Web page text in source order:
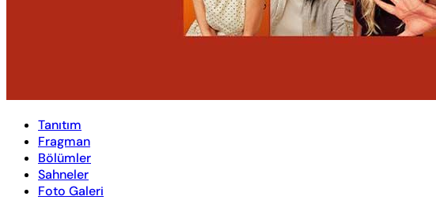
Tanıtım
Fragman
Bölümler
Sahneler
Foto Galeri